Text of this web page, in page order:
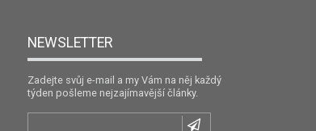
NEWSLETTER
Zadejte svůj e-mail a my Vám na něj každý
týden pošleme nejzajímavější články.